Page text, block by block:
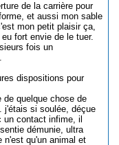
de la carrière pour
et aussi mon sable
mon petit plaisir ça,
fort envie de le tuer.
fois un
dispositions pour
quelque chose de
j'étais si soulée, déçue
contact infime, il
démunie, ultra
n'est qu'un animal et